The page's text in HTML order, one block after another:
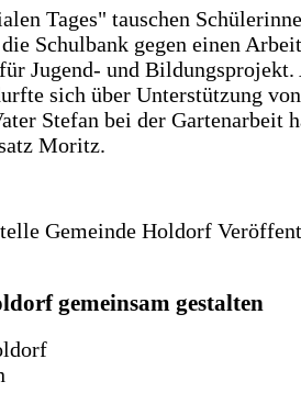
Tages" tauschen
Schulbank gegen einen
Jugend- und Bildungsprojekt.
sich über Unterstützung
Stefan bei der Gartenarbeit
Moritz.
Gemeinde Holdorf
gemeinsam gestalten